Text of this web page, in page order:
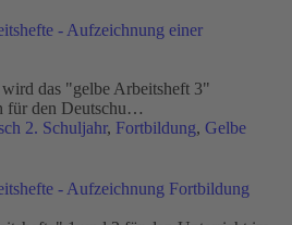
- Aufzeichnung einer
das "gelbe Arbeitsheft 3"
für den Deutschu…
2. Schuljahr, Fortbildung, Gelbe
- Aufzeichnung Fortbildung